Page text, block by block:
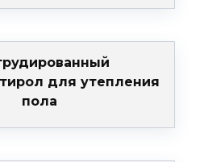
для утепления
пола